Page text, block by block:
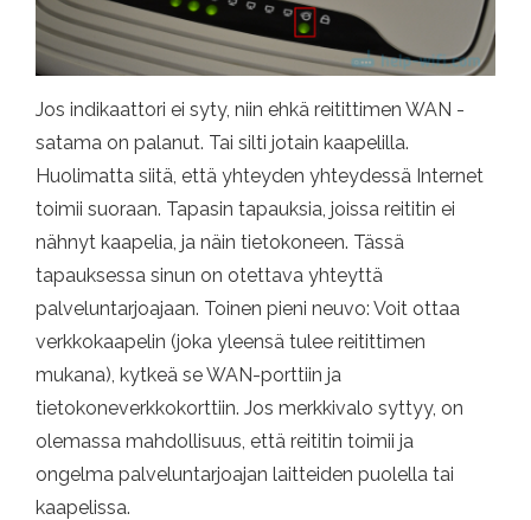
Jos indikaattori ei syty, niin ehkä reitittimen WAN -
satama on palanut. Tai silti jotain kaapelilla.
Huolimatta siitä, että yhteyden yhteydessä Internet
toimii suoraan. Tapasin tapauksia, joissa reititin ei
nähnyt kaapelia, ja näin tietokoneen. Tässä
tapauksessa sinun on otettava yhteyttä
palveluntarjoajaan. Toinen pieni neuvo: Voit ottaa
verkkokaapelin (joka yleensä tulee reitittimen
mukana), kytkeä se WAN-porttiin ja
tietokoneverkkokorttiin. Jos merkkivalo syttyy, on
olemassa mahdollisuus, että reititin toimii ja
ongelma palveluntarjoajan laitteiden puolella tai
kaapelissa.